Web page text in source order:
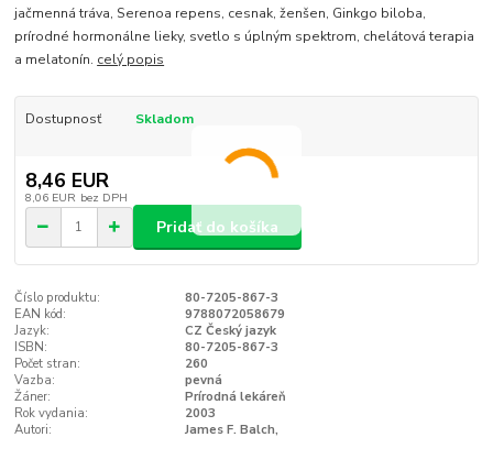
jačmenná tráva, Serenoa repens, cesnak, ženšen, Ginkgo biloba,
prírodné hormonálne lieky, svetlo s úplným spektrom, chelátová terapia
a melatonín. celý popis
Dostupnosť Skladom
8,46 EUR
8,06 EUR bez DPH
Pridať do košíka
Číslo produktu:
80-7205-867-3
EAN kód:
9788072058679
Jazyk:
CZ Český jazyk
ISBN:
80-7205-867-3
Počet stran:
260
Vazba:
pevná
Žáner:
Prírodná lekáreň
Rok vydania:
2003
Autori:
James F. Balch,